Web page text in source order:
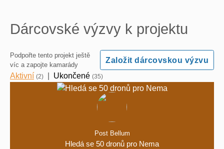
Dárcovské výzvy k projektu
Podpořte tento projekt ještě
víc a zapojte kamarády
Založit dárcovskou výzvu
Aktivní (2) Ukončené (35)
Post Bellum
Hledá se 50 dronů pro Nema